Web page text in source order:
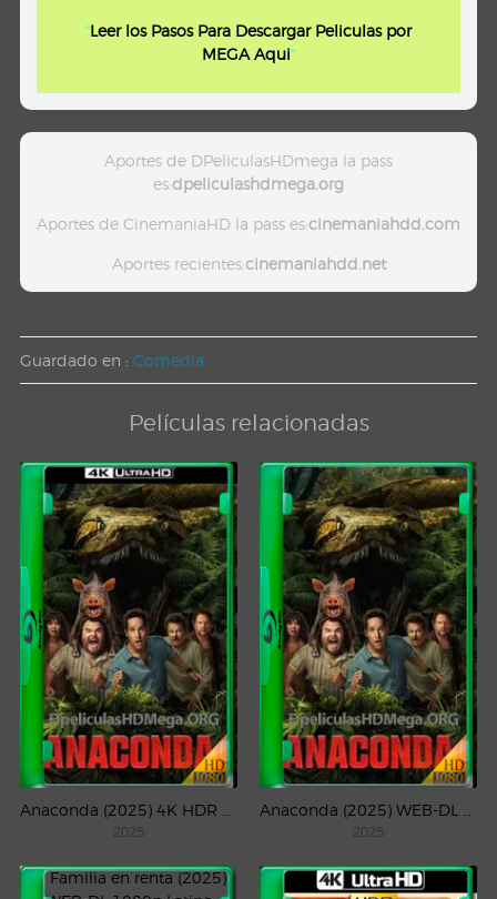
"Leer los Pasos Para Descargar Peliculas por
MEGA Aqui"
Aportes de DPeliculasHDmega la pass
es:dpeliculashdmega.org
Aportes de CinemaniaHD la pass es:cinemaniahdd.com
Aportes recientes:cinemaniahdd.net
Guardado en : Comedia
Películas relacionadas
2025 2025